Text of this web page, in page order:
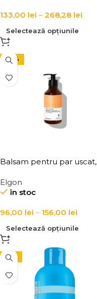
133,00 lei – 268,28 lei
Selectează opțiunile
-29%
Balsam pentru par uscat,
Elgon
în stoc
96,00 lei – 156,00 lei
Selectează opțiunile
-15%